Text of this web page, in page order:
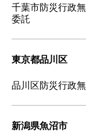
千葉市防災行政
委託
東京都品川区
品川区防災行政
新潟県魚沼市